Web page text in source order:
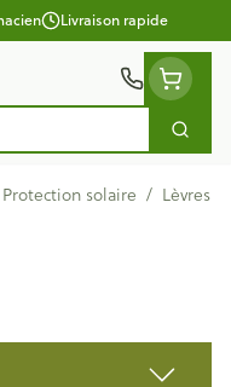
Livraison rapide
Protection solaire / Lèvres